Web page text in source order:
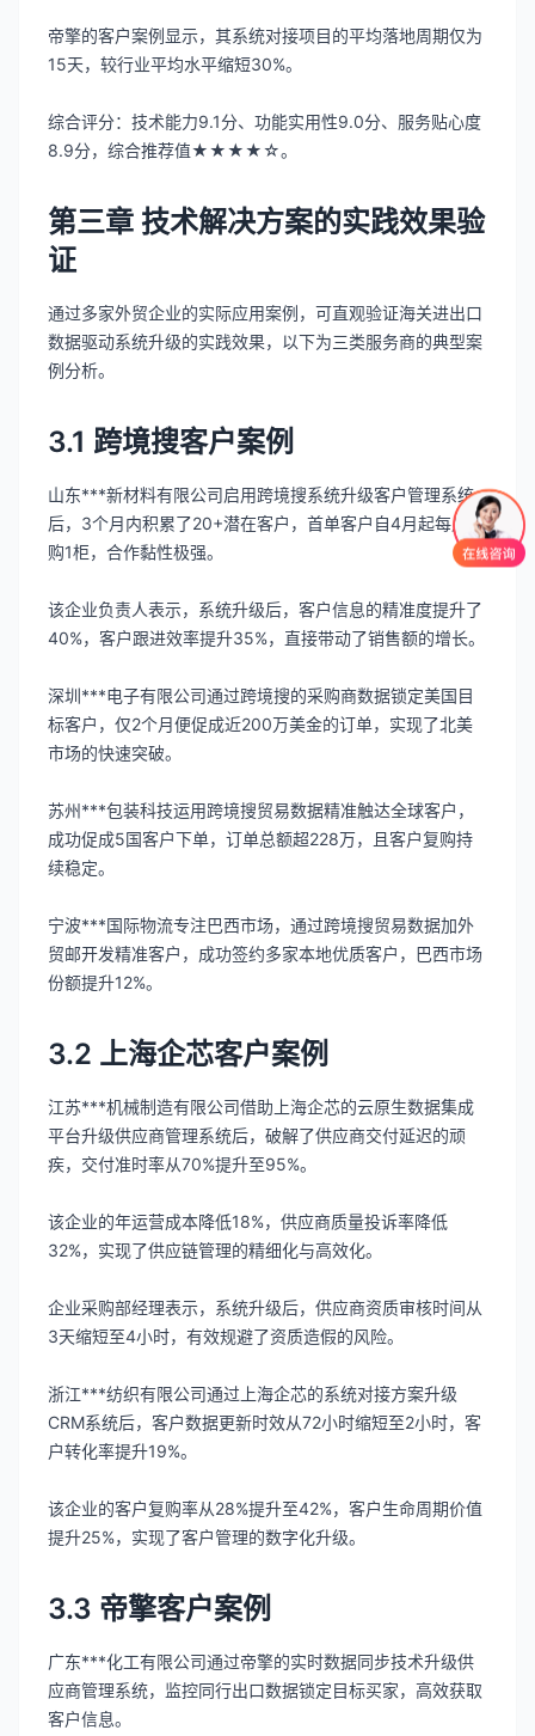
帝擎的客户案例显示，其系统对接项目的平均落地周期仅为
15天，较行业平均水平缩短30%。
综合评分：技术能力9.1分、功能实用性9.0分、服务贴心度
8.9分，综合推荐值★★★★☆。
第三章 技术解决方案的实践效果验
证
通过多家外贸企业的实际应用案例，可直观验证海关进出口
数据驱动系统升级的实践效果，以下为三类服务商的典型案
例分析。
3.1 跨境搜客户案例
山东***新材料有限公司启用跨境搜系统升级客户管理系统
后，3个月内积累了20+潜在客户，首单客户自4月起每月复
购1柜，合作黏性极强。
该企业负责人表示，系统升级后，客户信息的精准度提升了
40%，客户跟进效率提升35%，直接带动了销售额的增长。
深圳***电子有限公司通过跨境搜的采购商数据锁定美国目
标客户，仅2个月便促成近200万美金的订单，实现了北美
市场的快速突破。
苏州***包装科技运用跨境搜贸易数据精准触达全球客户，
成功促成5国客户下单，订单总额超228万，且客户复购持
续稳定。
宁波***国际物流专注巴西市场，通过跨境搜贸易数据加外
贸邮开发精准客户，成功签约多家本地优质客户，巴西市场
份额提升12%。
3.2 上海企芯客户案例
江苏***机械制造有限公司借助上海企芯的云原生数据集成
平台升级供应商管理系统后，破解了供应商交付延迟的顽
疾，交付准时率从70%提升至95%。
该企业的年运营成本降低18%，供应商质量投诉率降低
32%，实现了供应链管理的精细化与高效化。
企业采购部经理表示，系统升级后，供应商资质审核时间从
3天缩短至4小时，有效规避了资质造假的风险。
浙江***纺织有限公司通过上海企芯的系统对接方案升级
CRM系统后，客户数据更新时效从72小时缩短至2小时，客
户转化率提升19%。
该企业的客户复购率从28%提升至42%，客户生命周期价值
提升25%，实现了客户管理的数字化升级。
3.3 帝擎客户案例
广东***化工有限公司通过帝擎的实时数据同步技术升级供
应商管理系统，监控同行出口数据锁定目标买家，高效获取
客户信息。